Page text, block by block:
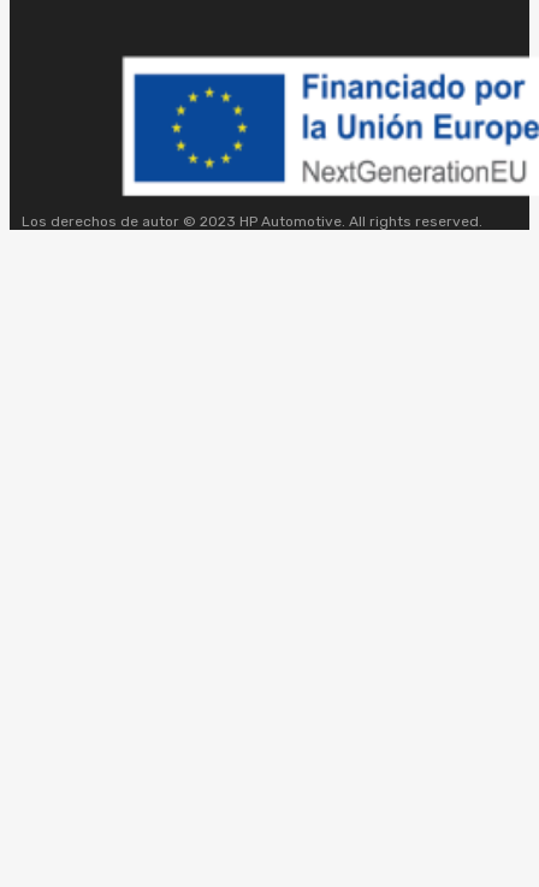
Los derechos de autor © 2023 HP Automotive. All rights reserved.